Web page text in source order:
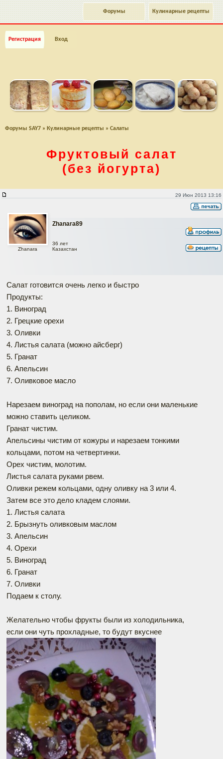
Кулинарные рецепты
Форумы
Регистрация Вход
Форумы SAY7 » Кулинарные рецепты » Салаты
Фруктовый салат
(без йогурта)
29 Июн 2013 13:16
Zhanara89
Zhanara
36 лет
Казахстан
Салат готовится очень легко и быстро
Продукты:
1. Виноград
2. Грецкие орехи
3. Оливки
4. Листья салата (можно айсберг)
5. Гранат
6. Апельсин
7. Оливковое масло
Нарезаем виноград на пополам, но если они маленькие
можно ставить целиком.
Гранат чистим.
Апельсины чистим от кожуры и нарезаем тонкими
кольцами, потом на четвертинки.
Орех чистим, молотим.
Листья салата руками рвем.
Оливки режем кольцами, одну оливку на 3 или 4.
Затем все это дело кладем слоями.
1. Листья салата
2. Брызнуть оливковым маслом
3. Апельсин
4. Орехи
5. Виноград
6. Гранат
7. Оливки
Подаем к столу.
Желательно чтобы фрукты были из холодильника,
если они чуть прохладные, то будут вкуснее